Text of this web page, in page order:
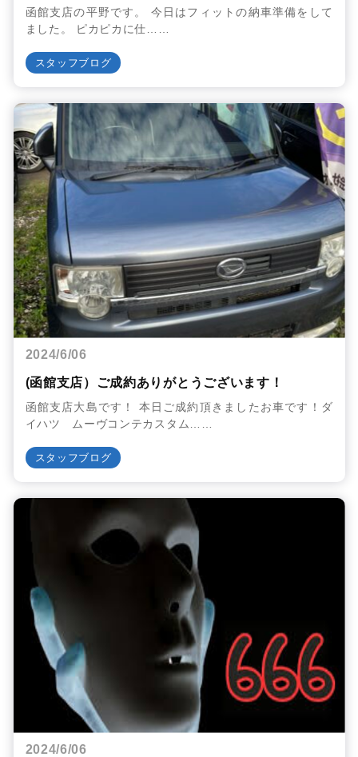
函館支店の平野です。 今日はフィットの納車準備をして
ました。 ピカピカに仕……
スタッフブログ
2024/6/06
(函館支店）ご成約ありがとうございます！
函館支店大島です！ 本日ご成約頂きましたお車です！ダ
イハツ ムーヴコンテカスタム……
スタッフブログ
2024/6/06